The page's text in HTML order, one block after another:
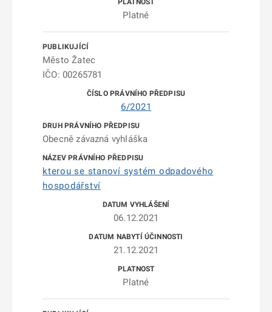
Platné
Město Žatec
IČO: 00265781
6/2021
Obecně závazná vyhláška
kterou se stanoví systém odpadového
hospodářství
06.12.2021
21.12.2021
Platné